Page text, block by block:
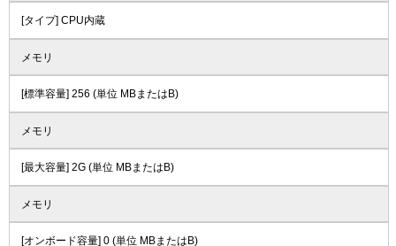
[タイプ] CPU内蔵
メモリ
[標準容量] 256 (単位 MBまたはB)
メモリ
[最大容量] 2G (単位 MBまたはB)
メモリ
[オンボード容量] 0 (単位 MBまたはB)